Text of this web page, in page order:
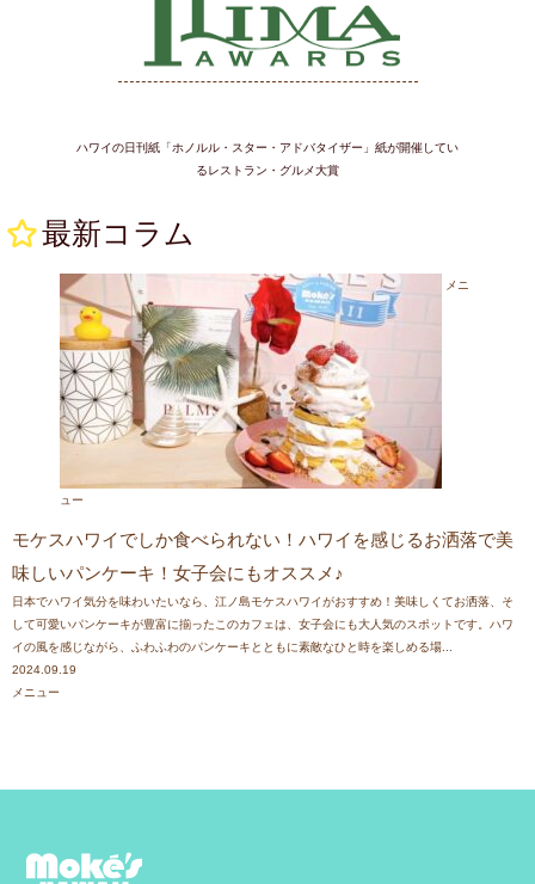
モケスハワイをご利用いただき、誠にありがとうございます。中目
黒店は2021年11月24日をもちまして閉店させていただきました。長
江ノ島店は今後も営業続けますので、皆様のご愛顧よろしくお願い
2021.10.28
♡♡ メディア情報 ♡♡
『素敵なフラスタイル』76号に、モケス ハワイの「ハワイ在住のア
ーティスト支援 Mokes Hawaii Art Project
>>詳しくはこちら
2021.9.30
♧♧ カラダ想いのグラノーラ ♧♧
グルテンフリー、ヴィーガン、砂糖不使用、無添加のギルトスイー
ツ「カラダ想いのグラノーラ」が発売されました。
>>グラノーラ詳細はこちら
>>スムージーボール詳細はこちら
2021.9.29
♧♧ Original Smoothie ♧♧
健康を維持したい人のためのデトックススムージーが発売されまし
Showroomのコラボメニューが発売されました。
ハワイの日刊紙「ホノルル・スター・アドバタイザー」紙が開催してい
るレストラン・グルメ大賞
最新コラム
メニ
ュー
モケスハワイでしか食べられない！ハワイを感じるお洒落で美
味しいパンケーキ！女子会にもオススメ♪
日本でハワイ気分を味わいたいなら、江ノ島モケスハワイがおすすめ！美味しくてお洒落、そ
して可愛いパンケーキが豊富に揃ったこのカフェは、女子会にも大人気のスポットです。ハワ
イの風を感じながら、ふわふわのパンケーキとともに素敵なひと時を楽しめる場...
2024.09.19
メニュー